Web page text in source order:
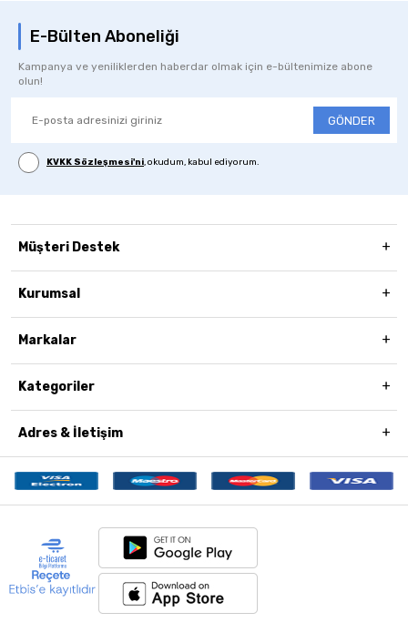
E-Bülten Aboneliği
Kampanya ve yeniliklerden haberdar olmak için e-bültenimize abone
olun!
GÖNDER
KVKK Sözleşmesi'ni, okudum, kabul ediyorum.
Müşteri Destek
Kurumsal
Markalar
Kategoriler
Adres & İletişim